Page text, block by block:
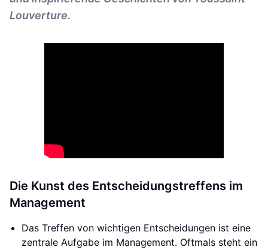
Louverture.
Die Kunst des Entscheidungstreffens im
Management
Das Treffen von wichtigen Entscheidungen ist eine
zentrale Aufgabe im Management. Oftmals steht ein